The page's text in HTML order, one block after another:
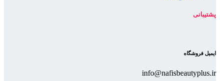
پشتیبانی
ایمیل فروشگاه
info@nafisbeautyplus.ir